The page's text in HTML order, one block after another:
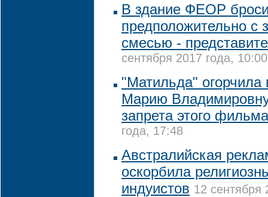
В здание ФЕОР
предположительно с
смесью -
сентября 2017 года, 10:00
"Матильда" огорчила
Марию
запрета этого фильма
года, 17:48
Австралийская
оскорбила
индуистов 12 сентября